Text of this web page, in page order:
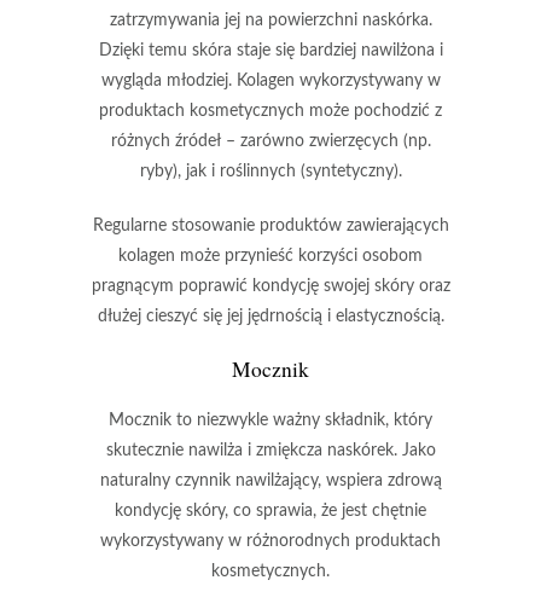
zatrzymywania jej na powierzchni naskórka.
Dzięki temu skóra staje się bardziej nawilżona i
wygląda młodziej. Kolagen wykorzystywany w
produktach kosmetycznych może pochodzić z
różnych źródeł – zarówno zwierzęcych (np.
ryby), jak i roślinnych (syntetyczny).
Regularne stosowanieproduktów zawierających
kolagen może przynieść korzyści osobom
pragnącym poprawić kondycję swojej skóry oraz
dłużej cieszyć się jej jędrnością i elastycznością.
Mocznik
Mocznik to niezwykle ważny składnik, który
skutecznie nawilża i zmiękcza naskórek. Jako
naturalny czynnik nawilżający, wspiera zdrową
kondycję skóry, co sprawia, że jest chętnie
wykorzystywany w różnorodnych produktach
kosmetycznych.